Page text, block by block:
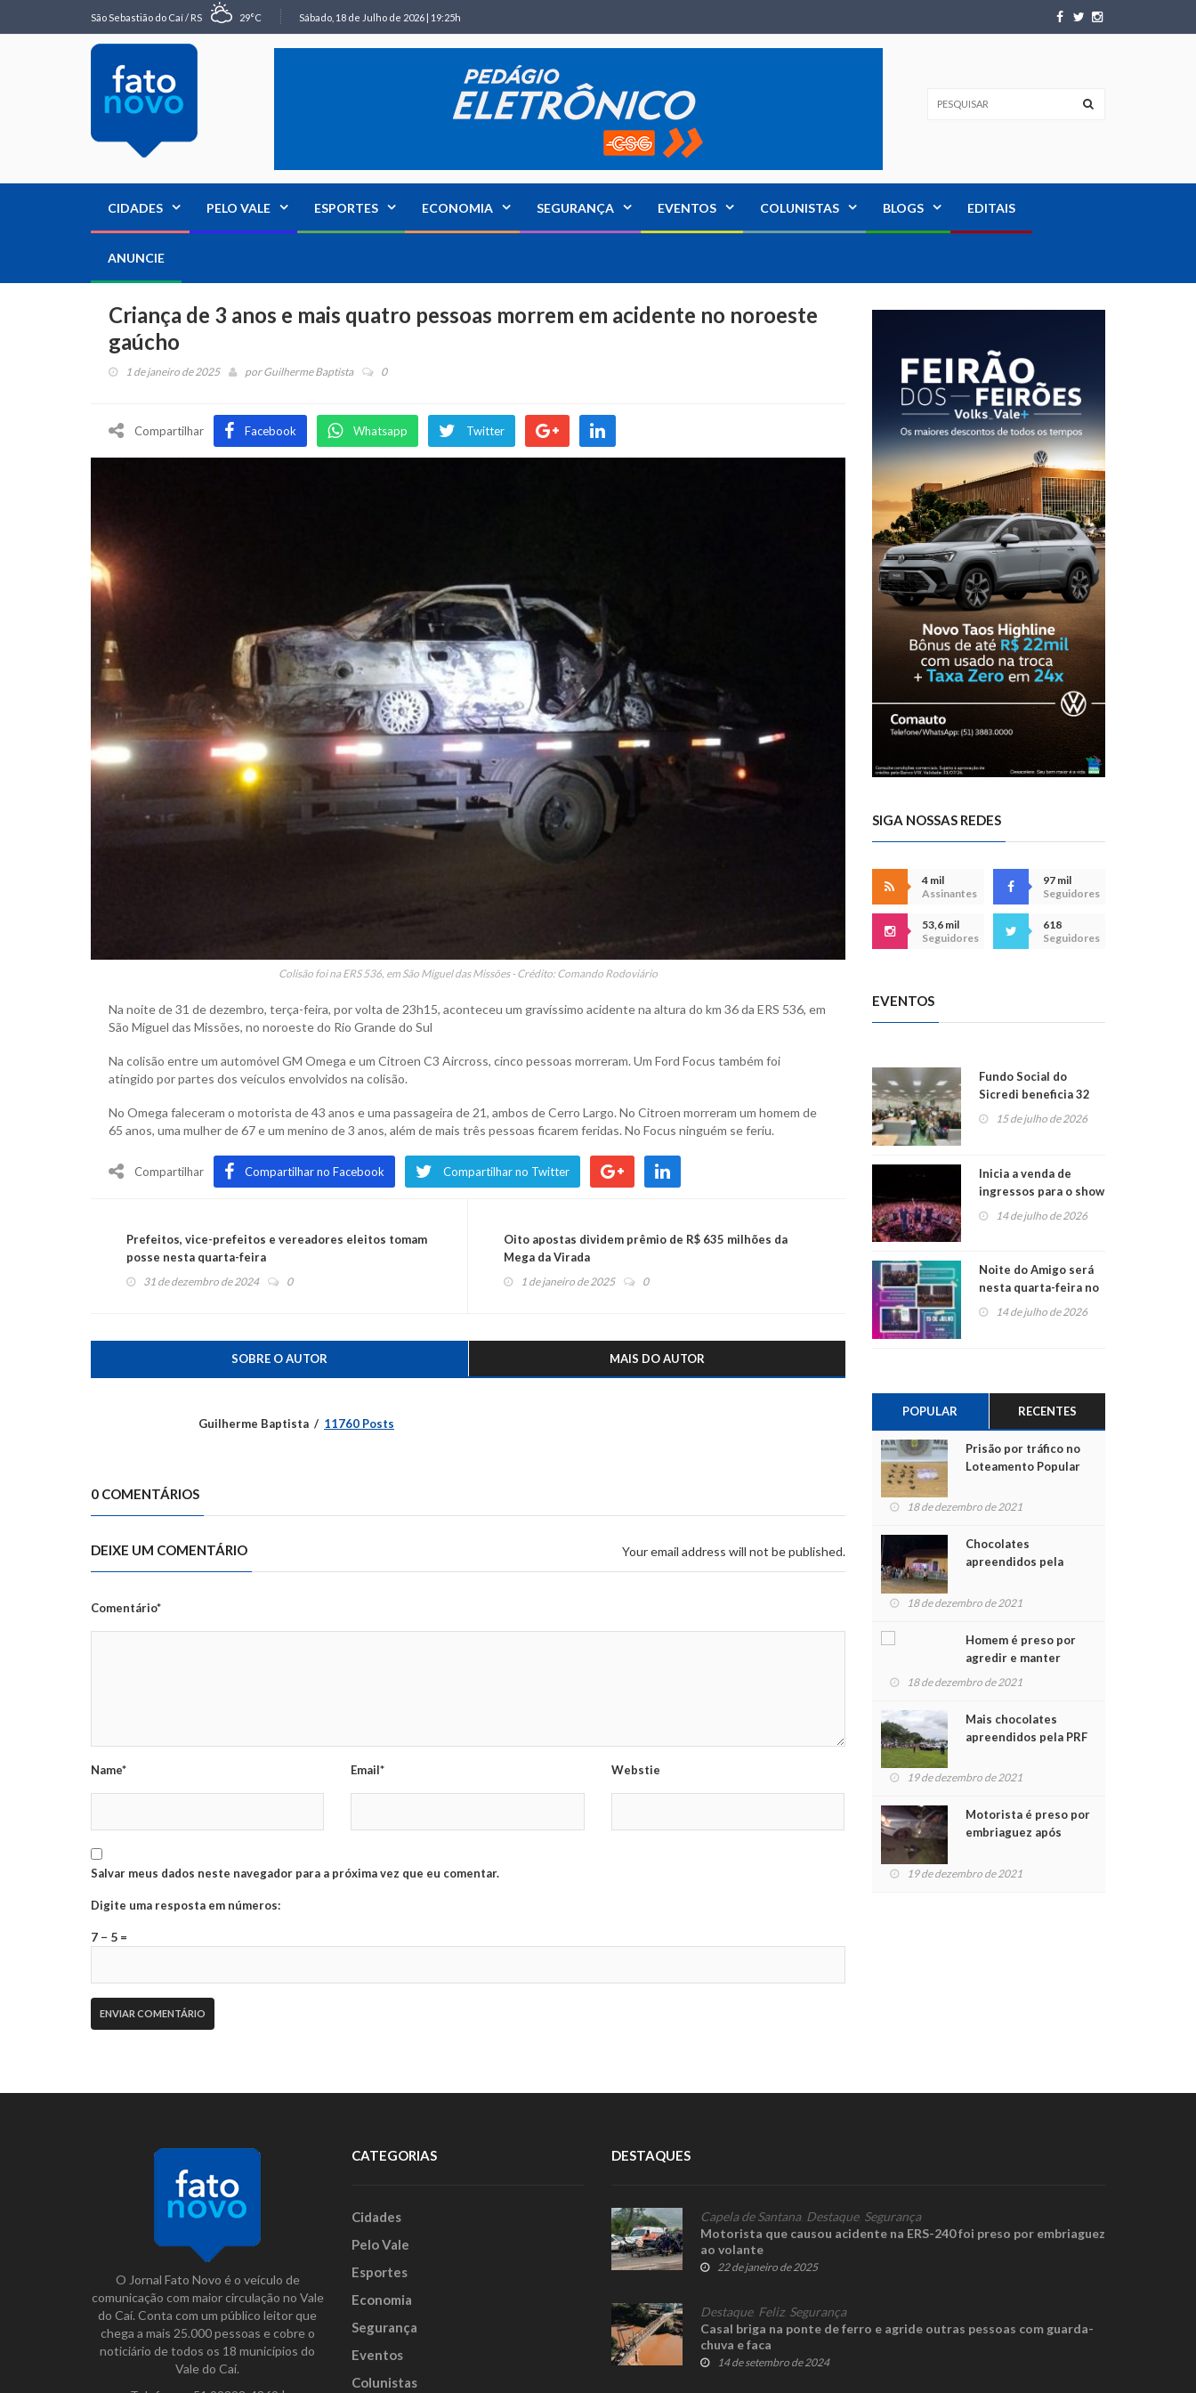
São Sebastião do Caí / RS 29°C Sábado, 18 de Julho de 2026 | 19:25h
CIDADES PELO VALE ESPORTES ECONOMIA SEGURANÇA EVENTOS COLUNISTAS BLOGS EDITAIS
ANUNCIE
Criança de 3 anos e mais quatro pessoas morrem em acidente no noroeste
gaúcho
1 de janeiro de 2025 porGuilherme Baptista 0
Compartilhar Facebook Whatsapp Twitter
Colisão foi na ERS 536, em São Miguel das Missões - Crédito: Comando Rodoviário
Na noite de 31 de dezembro, terça-feira, por volta de 23h15, aconteceu um gravíssimo acidente na altura do km 36 da ERS 536, em
São Miguel das Missões, no noroeste do Rio Grande do Sul
Na colisão entre um automóvel GM Omega e um Citroen C3 Aircross, cinco pessoas morreram. Um Ford Focus também foi
atingido por partes dos veículos envolvidos na colisão.
No Omega faleceram o motorista de 43 anos e uma passageira de 21, ambos de Cerro Largo. No Citroen morreram um homem de
65 anos, uma mulher de 67 e um menino de 3 anos, além de mais três pessoas ficarem feridas. No Focus ninguém se feriu.
Compartilhar Compartilhar no Facebook Compartilhar no Twitter
Prefeitos, vice-prefeitos e vereadores eleitos tomam
posse nesta quarta-feira
31 de dezembro de 2024 0
Oito apostas dividem prêmio de R$ 635 milhões da
Mega da Virada
1 de janeiro de 2025 0
SOBRE O AUTOR MAIS DO AUTOR
Guilherme Baptista 11760 Posts
0 COMENTÁRIOS
DEIXE UM COMENTÁRIO Your email address will not be published.
Comentário*
Name* Email* Webstie
Salvar meus dados neste navegador para a próxima vez que eu comentar.
Digite uma resposta em números:
7 − 5 =
SIGA NOSSAS REDES
4 mil
Assinantes
97 mil
Seguidores
53,6 mil
Seguidores
618
Seguidores
EVENTOS
Fundo Social do
Sicredi beneficia 32
projetos em
15 de julho de 2026
Inicia a venda de
ingressos para o show
do Jota Quest nos 45
anos da Sicredi Ouro
14 de julho de 2026
Noite do Amigo será
nesta quarta-feira no
Centro de Cultura de
14 de julho de 2026
POPULAR RECENTES
Prisão por tráfico no
Loteamento Popular
18 de dezembro de 2021
Chocolates
apreendidos pela
para crianças na
18 de dezembro de 2021
Homem é preso por
agredir e manter
mulher em cárcere
18 de dezembro de 2021
Mais chocolates
apreendidos pela PRF
crianças no Natal
19 de dezembro de 2021
Motorista é preso por
embriaguez após
feridos
19 de dezembro de 2021
O Jornal Fato Novo é o veículo de
comunicação com maior circulação no Vale
do Caí. Conta com um público leitor que
chega a mais 25.000 pessoas e cobre o
noticiário de todos os 18 municípios do
Vale do Caí.
CATEGORIAS
Cidades
Pelo Vale
Esportes
Economia
Segurança
Eventos
Colunistas
DESTAQUES
Capela de Santana, Destaque, Segurança
Motorista que causou acidente na ERS-240 foi preso por embriaguez
ao volante
22 de janeiro de 2025
Destaque, Feliz, Segurança
Casal briga na ponte de ferro e agride outras pessoas com guarda-
chuva e faca
14 de setembro de 2024